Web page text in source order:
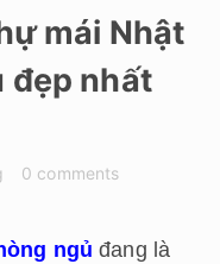
mái Nhật
đẹp nhất
0 comments
ngủ đang là